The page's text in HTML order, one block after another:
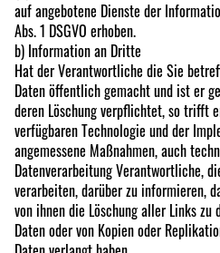
auf angebotene Dienste der
Abs. 1 DSGVO erhoben.
b) Information an Dritte
Hat der Verantwortliche die Sie
Daten öffentlich gemacht und ist er
deren Löschung verpflichtet, so trifft
verfügbaren Technologie und der
angemessene Maßnahmen, auch
Datenverarbeitung Verantwortliche,
verarbeiten, darüber zu informieren,
von ihnen die Löschung aller Links zu
Daten oder von Kopien oder